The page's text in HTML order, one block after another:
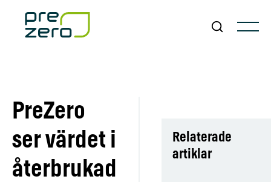
PreZero
ser värdet i
återbrukad
Relaterade
artiklar